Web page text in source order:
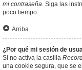
mi contraseña. Siga las
poco tiempo.
Arriba
¿Por qué mi sesión de
Si no activa la casilla
una cookie segura, que se